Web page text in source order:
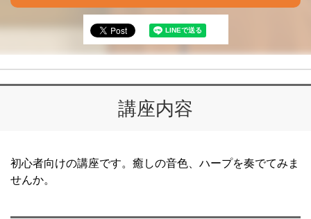
講座内容
初心者向けの講座です。癒しの音色、ハープを奏でてみま
せんか。